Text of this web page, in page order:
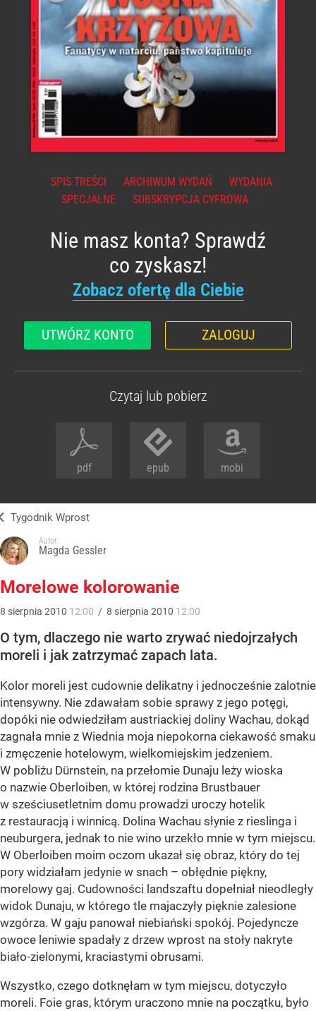
SPIS TREŚCI ARCHIWUM WYDAŃ
WYDANIA
SPECJALNE
SUBSKRYPCJA CYFROWA
Nie masz konta? Sprawdź
co zyskasz!
Zobacz ofertę dla Ciebie
UTWÓRZ KONTO ZALOGUJ
Czytaj lub pobierz
pdf epub mobi
Tygodnik Wprost
Autor:
Magda Gessler
Morelowe kolorowanie
8 sierpnia 2010 12:00 / 8 sierpnia 2010 12:00
O tym, dlaczego nie warto zrywać niedojrzałych
moreli i jak zatrzymać zapach lata.
Kolor moreli jest cudownie delikatny i jednocześnie zalotnie
intensywny. Nie zdawałam sobie sprawy z jego potęgi,
dopóki nie odwiedziłam austriackiej doliny Wachau, dokąd
zagnała mnie z Wiednia moja niepokorna ciekawość smaku
i zmęczenie hotelowym, wielkomiejskim jedzeniem.
W pobliżu Dürnstein, na przełomie Dunaju leży wioska
o nazwie Oberloiben, w której rodzina Brustbauer
w sześciusetletnim domu prowadzi uroczy hotelik
z restauracją i winnicą. Dolina Wachau słynie z rieslinga i
neuburgera, jednak to nie wino urzekło mnie w tym miejscu.
W Oberloiben moim oczom ukazał się obraz, który do tej
pory widziałam jedynie w snach – obłędnie piękny,
morelowy gaj. Cudowności landszaftu dopełniał nieodległy
widok Dunaju, w którego tle majaczyły pięknie zalesione
wzgórza. W gaju panował niebiański spokój. Pojedyncze
owoce leniwie spadały z drzew wprost na stoły nakryte
biało-zielonymi, kraciastymi obrusami.
Wszystko, czego dotknęłam w tym miejscu, dotyczyło
moreli. Foie gras, którym uraczono mnie na początku, było